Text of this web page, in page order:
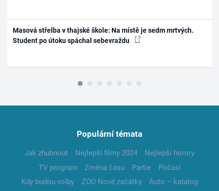
Masová střelba v thajské škole: Na místě je sedm mrtvých.
Student po útoku spáchal sebevraždu
Populární témata
Jak zhubnout Nejlepší filmy 2024
Nejlepší horory
TV program
Změna času Partie
Počasí
Kdy budou volby
ZOO Nové začátky
Auto – katalog